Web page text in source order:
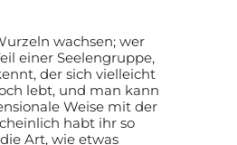
wachsen; wer
einer Seelengruppe,
der sich vielleicht
lebt, und man kann
Weise mit der
habt ihr so
Art, wie etwas